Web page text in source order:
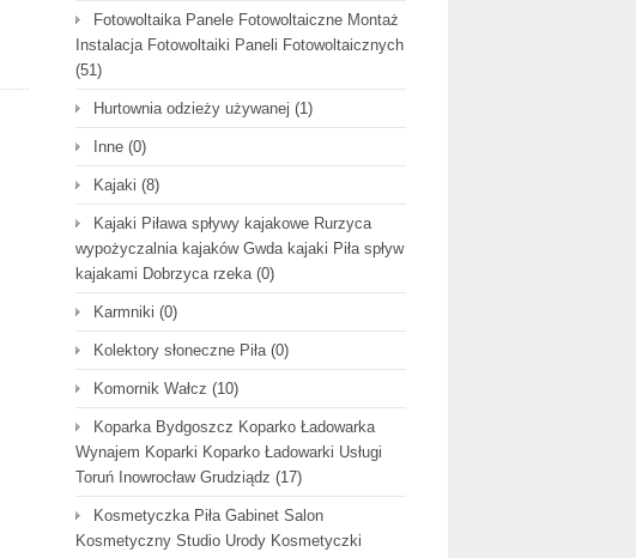
Fotowoltaika Panele Fotowoltaiczne Montaż
Instalacja Fotowoltaiki Paneli Fotowoltaicznych
(51)
Hurtownia odzieży używanej (1)
Inne (0)
Kajaki (8)
Kajaki Piława spływy kajakowe Rurzyca
wypożyczalnia kajaków Gwda kajaki Piła spływ
kajakami Dobrzyca rzeka(0)
Karmniki (0)
Kolektory słoneczne Piła(0)
Komornik Wałcz (10)
Koparka Bydgoszcz Koparko Ładowarka
Wynajem Koparki Koparko Ładowarki Usługi
Toruń Inowrocław Grudziądz (17)
Kosmetyczka Piła Gabinet Salon
Kosmetyczny Studio Urody Kosmetyczki